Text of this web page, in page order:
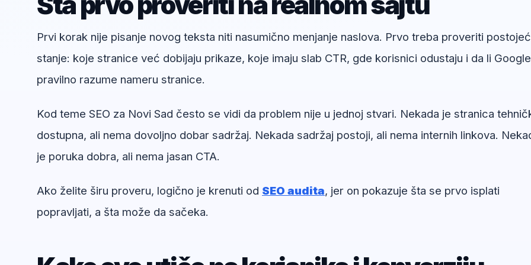
Prvi korak nije pisanje novog teksta niti nasumično menjanje naslova. Prvo treba proveriti
stanje: koje stranice već dobijaju prikaze, koje imaju slab CTR, gde korisnici odustaju i da li Google
pravilno razume nameru stranice.
Kod teme SEO za Novi Sad često se vidi da problem nije u jednoj stvari. Nekada je stranica
dostupna, ali nema dovoljno dobar sadržaj. Nekada sadržaj postoji, ali nema internih linkova.
je poruka dobra, ali nema jasan CTA.
Ako želite širu proveru, logično je krenuti od SEO audita, jer on pokazuje šta se prvo isplati
popravljati, a šta može da sačeka.